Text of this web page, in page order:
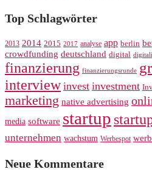
Top Schlagwörter
2013 2014 2015 2017 analyse app berlin
crowdfunding deutschland digital
finanzierung finanzierungsrunde
interview invest investment
marketing native advertising
media software startup
unternehmen wachstum Werbespot
Neue Kommentare